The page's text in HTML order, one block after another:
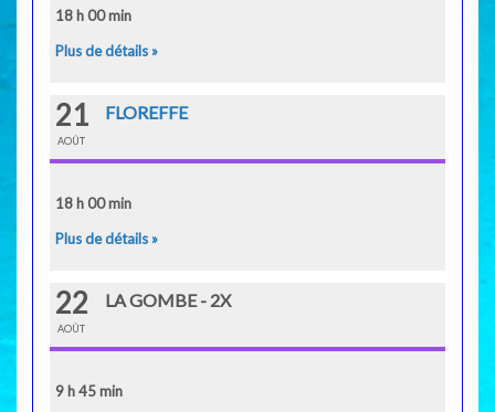
18 h 00 min
Plus de détails »
21
AOÛT
FLOREFFE
18 h 00 min
Plus de détails »
22
AOÛT
LA GOMBE - 2X
9 h 45 min